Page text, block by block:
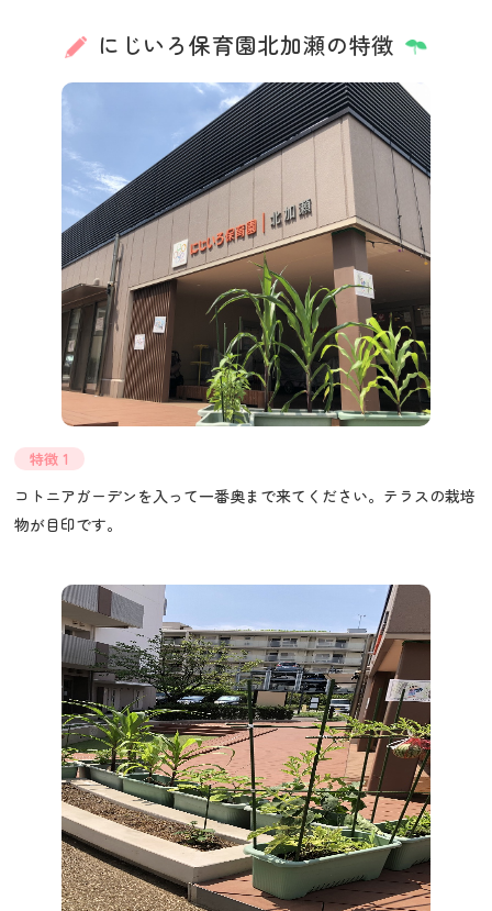
にじいろ保育園北加瀬の特徴
特徴 1
コトニアガーデンを入って一番奥まで来てください。テラスの栽培
物が目印です。